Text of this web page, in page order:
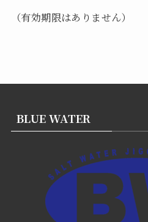
（有効期限はありません）
BLUE WATER